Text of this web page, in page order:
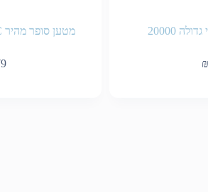
20000
₪
מטען סופר מהיר AUKEY TYPE-C